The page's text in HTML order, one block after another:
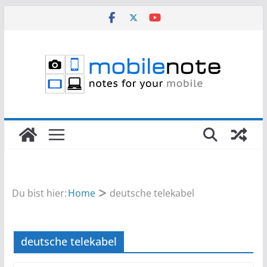
Du bist hier:Home deutsche telekabel
deutsche telekabel